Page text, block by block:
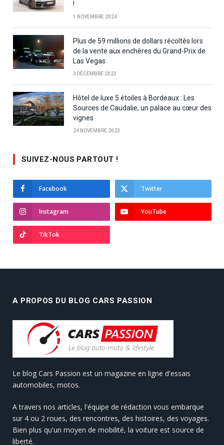
!
1 NOVEMBRE 2024
Plus de 59 millions de dollars récoltés lors
de la vente aux enchères du Grand-Prix de
Las Vegas
3 DÉCEMBRE 2023
Hôtel de luxe 5 étoiles à Bordeaux : Les
Sources de Caudalie, un palace au cœur des
vignes
24 NOVEMBRE 2023
SUIVEZ-NOUS PARTOUT !
Facebook Twitter
Instagram YouTube
TikTok
A PROPOS DU BLOG CARS PASSION
Le blog Cars Passion est un magazine en ligne d'essais
automobiles, motos.
A travers nos articles, l'équipe de rédaction vous embarque
sur 4 ou 2 roues, des rencontres, des histoires, des voyages.
Bien plus qu'un moyen de mobilité, la voiture est source de
liberté.